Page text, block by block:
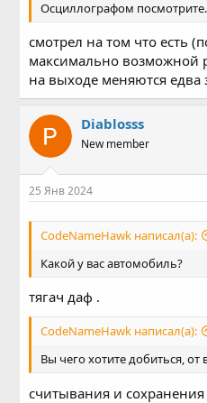
Осциллографом посмотрите.
смотрел на том что есть
максимально возможной
на выходе меняются едва
Diablosss
New member
25 Янв 2024
CodeNameHawk написал(а):
Какой у вас автомобиль?
тягач даф .
CodeNameHawk написал(а):
Вы чего хотите добиться,
считывания и